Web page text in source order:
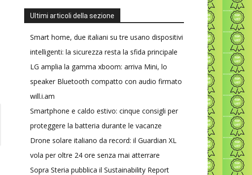
Ultimi articoli della sezione
Smart home, due italiani su tre usano dispositivi
intelligenti: la sicurezza resta la sfida principale
LG amplia la gamma xboom: arriva Mini, lo
speaker Bluetooth compatto con audio firmato
will.i.am
Smartphone e caldo estivo: cinque consigli per
proteggere la batteria durante le vacanze
Drone solare italiano da record: il Guardian XL
vola per oltre 24 ore senza mai atterrare
Sopra Steria pubblica il Sustainability Report